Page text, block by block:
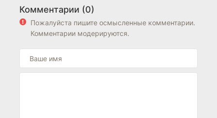
Комментарии (0)
Пожалуйста пишите осмысленные комментарии.
Комментарии модерируются.